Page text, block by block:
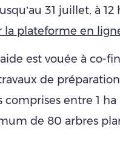
31 juillet, à 12
la plateforme en
est vouée à co-
de
comprises entre 1
de 80 arbres